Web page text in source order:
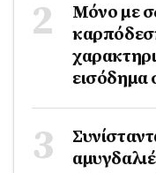
Μόνο με
εισόδημα